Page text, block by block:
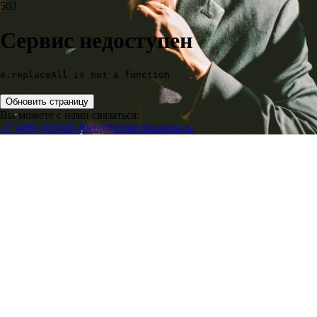
503
Сервис недоступен
e.replaceAll is not a function
Обновить страницу
Вы можете с нами связаться:
+7 (499) 418-00-40ebr@expert-business.ru